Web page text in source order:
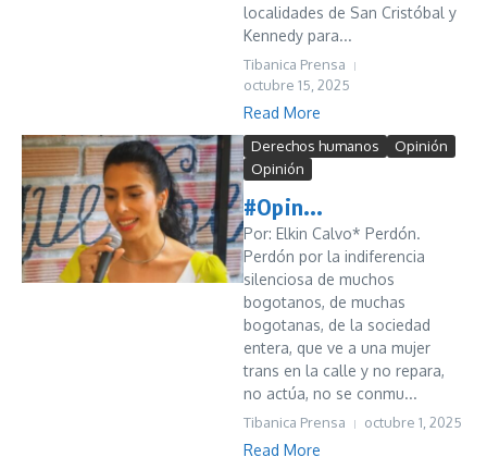
localidades de San Cristóbal y
Kennedy para...
Tibanica Prensa
octubre 15, 2025
Read More
Derechos humanos
Opinión
Opinión
#Opin...
Por: Elkin Calvo* Perdón.
Perdón por la indiferencia
silenciosa de muchos
bogotanos, de muchas
bogotanas, de la sociedad
entera, que ve a una mujer
trans en la calle y no repara,
no actúa, no se conmu...
Tibanica Prensa octubre 1, 2025
Read More